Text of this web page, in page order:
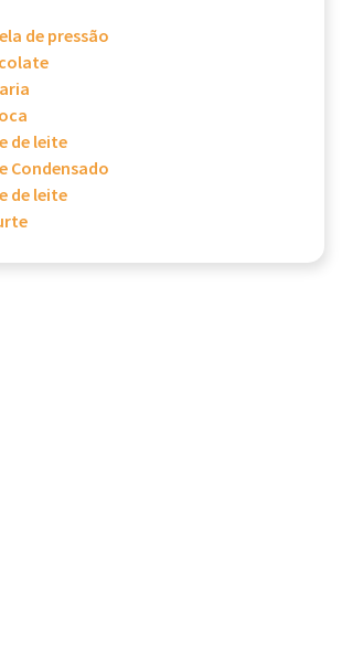
de pressão
de leite
Condensado
de leite